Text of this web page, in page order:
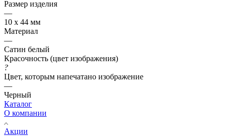
Размер изделия
—
10 х 44 мм
Материал
—
Сатин белый
Красочность (цвет изображения)
?
Цвет, которым напечатано изображение
—
Черный
Каталог
О компании
Акции